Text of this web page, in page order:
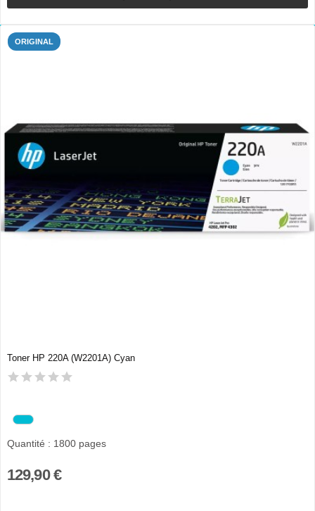
ORIGINAL
Toner HP 220A (W2201A) Cyan
Quantité : 1800 pages
129,90 €